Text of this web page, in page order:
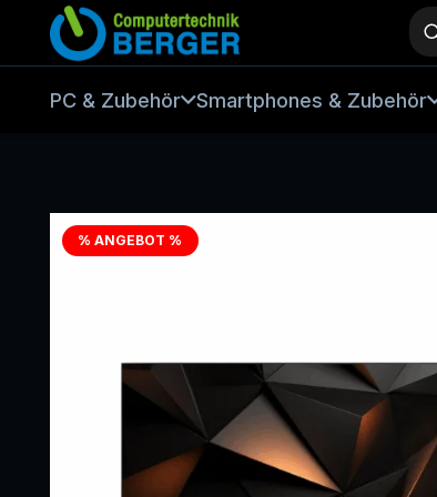
PC & Zubehör Smartphones & Zubehör
% ANGEBOT %